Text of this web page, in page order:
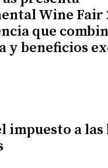
Wine Fair
que
y beneficios
impuesto a las